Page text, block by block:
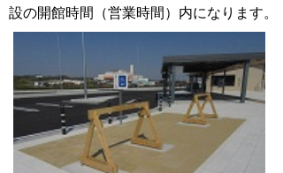
設の開館時間（営業時間）内になります。